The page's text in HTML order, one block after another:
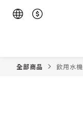
全部商品 飲用水機